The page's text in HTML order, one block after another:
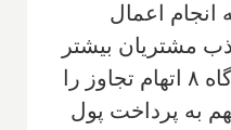
انجام اعمال
مشتریان بیشتر
وادار می‌کرد. اگرچه دادگاه ۸ اتهام تجاوز را
از ۲۹ مرد متهم به پرداخت پول